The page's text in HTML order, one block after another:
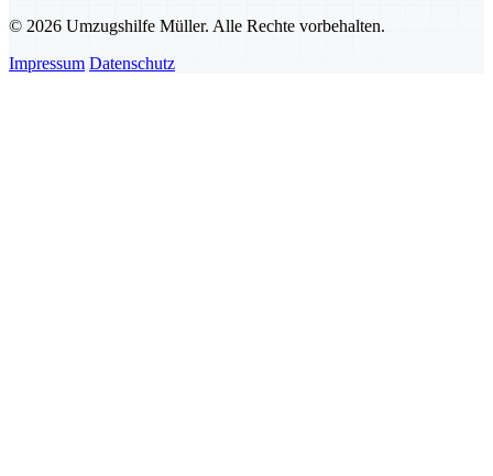
© 2026 Umzugshilfe Müller. Alle Rechte vorbehalten.
Impressum Datenschutz